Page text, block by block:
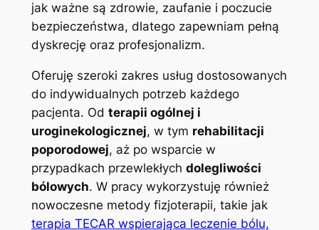
jak ważne są zdrowie, zaufanie i poczucie
bezpieczeństwa, dlatego zapewniam pełną
dyskrecję oraz profesjonalizm.
Oferuję szeroki zakres usług dostosowanych
do indywidualnych potrzeb każdego
pacjenta. Od terapii ogólnej i
uroginekologicznej, w tym rehabilitacji
poporodowej, aż po wsparcie w
przypadkach przewlekłych dolegliwości
bólowych. W pracy wykorzystuję również
nowoczesne metody fizjoterapii, takie jak
terapia TECAR wspierająca leczenie bólu,